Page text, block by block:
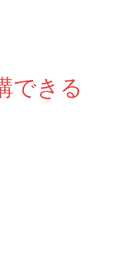
できる